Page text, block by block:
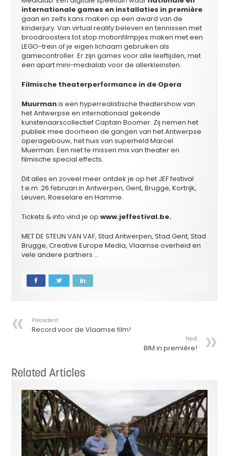
internationale games en installaties in première
gaan en zelfs kans maken op een award van de
kinderjury. Van virtual reality beleven en tennissen met
broodroosters tot stop motionfilmpjes maken met een
LEGO-trein of je eigen lichaam gebruiken als
gamecontroller. Er zijn games voor alle leeftijden, met
een apart mini-medialab voor de allerkleinsten.
Filmische theaterperformance in de Opera
Muurmanis een hyperrealistische theatershow van
het Antwerpse en internationaal gekende
kunstenaarscollectief Captain Boomer. Zij nemen het
publiek mee doorheen de gangen van het Antwerpse
operagebouw, het huis van superheld Marcel
Muerman. Een niet te missen mix van theater en
filmische special effects.
Dit alles en zoveel meer ontdek je op het JEF festival
t.e.m. 26 februari in Antwerpen, Gent, Brugge, Kortrijk,
Leuven, Roeselare en Hamme.
Tickets & info vind je opwww.jeffestival.be.
MET DE STEUN VAN VAF, Stad Antwerpen, Stad Gent, Stad
Brugge, Creative Europe Media, Vlaamse overheid en
vele andere partners …
Précedent
Record voor de Vlaamse film!
Next
BIM in première!
Related Articles